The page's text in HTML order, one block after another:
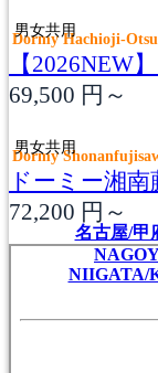
名古屋/甲
NIIGATA/
男女共用
Dormy Hachioji-
【2026NEW
69,500 円～
男女共用
Dormy
ドーミー湘南
72,200 円～